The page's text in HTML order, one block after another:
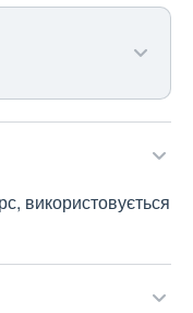
використовується